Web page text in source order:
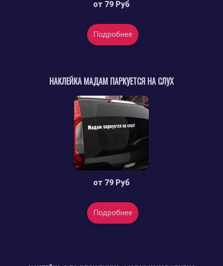
от 79 Руб
Подробнее
НАКЛЕЙКА МАДАМ ПАРКУЕТСЯ НА СЛУХ
от 79 Руб
Подробнее